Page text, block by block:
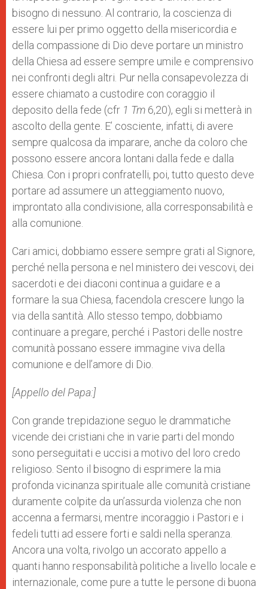
bisogno di nessuno. Al contrario, la coscienza di
essere lui per primo oggetto della misericordia e
della compassione di Dio deve portare un ministro
della Chiesa ad essere sempre umile e comprensivo
nei confronti degli altri. Pur nella consapevolezza di
essere chiamato a custodire con coraggio il
deposito della fede (cfr 1 Tm 6,20), egli si metterà in
ascolto della gente. E’ cosciente, infatti, di avere
sempre qualcosa da imparare, anche da coloro che
possono essere ancora lontani dalla fede e dalla
Chiesa. Con i propri confratelli, poi, tutto questo deve
portare ad assumere un atteggiamento nuovo,
improntato alla condivisione, alla corresponsabilità e
alla comunione.
Cari amici, dobbiamo essere sempre grati al Signore,
perché nella persona e nel ministero dei vescovi, dei
sacerdoti e dei diaconi continua a guidare e a
formare la sua Chiesa, facendola crescere lungo la
via della santità. Allo stesso tempo, dobbiamo
continuare a pregare, perché i Pastori delle nostre
comunità possano essere immagine viva della
comunione e dell’amore di Dio.
[Appello del Papa:]
Con grande trepidazione seguo le drammatiche
vicende dei cristiani che in varie parti del mondo
sono perseguitati e uccisi a motivo del loro credo
religioso. Sento il bisogno di esprimere la mia
profonda vicinanza spirituale alle comunità cristiane
duramente colpite da un’assurda violenza che non
accenna a fermarsi, mentre incoraggio i Pastori e i
fedeli tutti ad essere forti e saldi nella speranza.
Ancora una volta, rivolgo un accorato appello a
quanti hanno responsabilità politiche a livello locale e
internazionale, come pure a tutte le persone di buona